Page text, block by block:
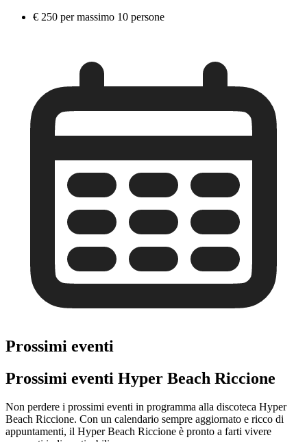
€ 250 per massimo 10 persone
Prossimi eventi
Prossimi eventi Hyper Beach Riccione
Non perdere i prossimi eventi in programma alla discoteca Hyper
Beach Riccione. Con un calendario sempre aggiornato e ricco di
appuntamenti, il Hyper Beach Riccione è pronto a farti vivere